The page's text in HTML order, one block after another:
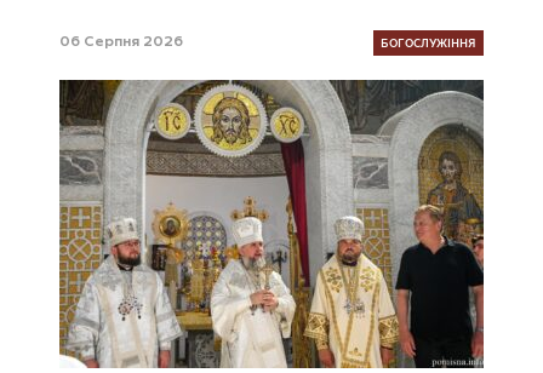
06 Серпня 2026 БОГОСЛУЖІННЯ